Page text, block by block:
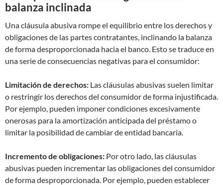
balanza inclinada
Una cláusula abusiva rompe el equilibrio entre los derechos y
obligaciones de las partes contratantes, inclinando la balanza
de forma desproporcionada hacia el banco. Esto se traduce en
una serie de consecuencias negativas para el consumidor:
Limitación de derechos: Las cláusulas abusivas suelen limitar
o restringir los derechos del consumidor de forma injustificada.
Por ejemplo, pueden imponer condiciones excesivamente
onerosas para la amortización anticipada del préstamo o
limitar la posibilidad de cambiar de entidad bancaria.
Incremento de obligaciones: Por otro lado, las cláusulas
abusivas pueden incrementar las obligaciones del consumidor
de forma desproporcionada. Por ejemplo, pueden establecer